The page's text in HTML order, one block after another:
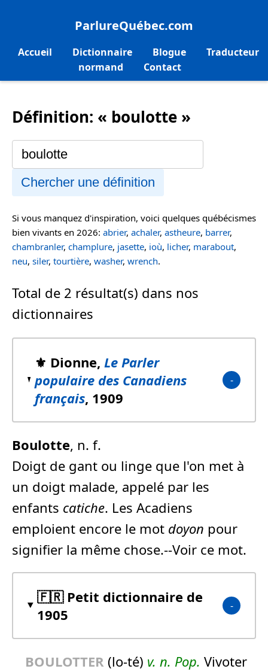
ParlureQuébec.com
Accueil Dictionnaire Blogue
Traducteur
normand
Contact
Définition: « boulotte »
Chercher une définition
Si vous manquez d'inspiration, voici quelques québécismes
bien vivants en 2026: abrier, achaler, astheure, barrer,
chambranler, champlure, jasette, ioù, licher, marabout,
neu, siler, tourtière, washer, wrench.
Total de 2 résultat(s) dans nos
dictionnaires
⚜️ Dionne, Le Parler
populaire des Canadiens
français, 1909
Boulotte, n. f.
Doigt de gant ou linge que l'on met à
un doigt malade, appelé par les
enfants catiche. Les Acadiens
emploient encore le mot doyon pour
signifier la même chose.--Voir ce mot.
🇫🇷 Petit dictionnaire de
1905
BOULOTTER (lo-té) v. n. Pop. Vivoter